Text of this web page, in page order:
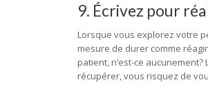
9. Écrivez pour
Lorsque vous explorez votre
mesure de durer comme
patient, n’est-ce
récupérer, vous risquez de